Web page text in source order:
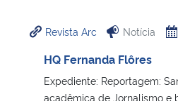
Ministério da Cidadania
Revista Arc Notícia
HQ Fernanda Flôres
Expediente: Reportagem:
acadêmica de Jornalismo e